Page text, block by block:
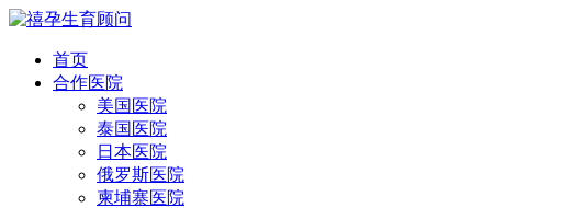
首页
合作医院
美国医院
泰国医院
日本医院
俄罗斯医院
柬埔寨医院